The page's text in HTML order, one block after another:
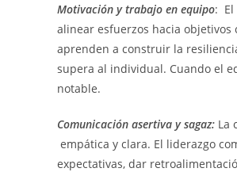
Motivación y trabajo en equipo: El
alinear esfuerzos hacia
aprenden a construir la
supera al individual. Cuando el
notable.
Comunicación asertiva y sagaz: La
empática y clara. El liderazgo
expectativas, dar